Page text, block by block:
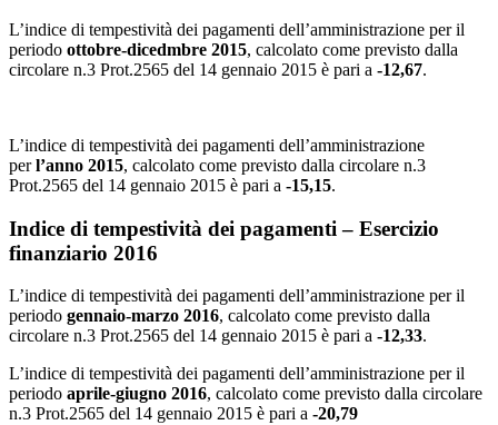
L’indice di tempestività dei pagamenti dell’amministrazione per il
periodo ottobre-dicedmbre 2015, calcolato come previsto dalla
circolare n.3 Prot.2565 del 14 gennaio 2015 è pari a -12,67.
L’indice di tempestività dei pagamenti dell’amministrazione
per l’anno 2015, calcolato come previsto dalla circolare n.3
Prot.2565 del 14 gennaio 2015 è pari a -15,15.
Indice di tempestività dei pagamenti – Esercizio
finanziario 2016
L’indice di tempestività dei pagamenti dell’amministrazione per il
periodo gennaio-marzo 2016, calcolato come previsto dalla
circolare n.3 Prot.2565 del 14 gennaio 2015 è pari a -12,33.
L’indice di tempestività dei pagamenti dell’amministrazione per il
periodo aprile-giugno 2016, calcolato come previsto dalla circolare
n.3 Prot.2565 del 14 gennaio 2015 è pari a -20,79